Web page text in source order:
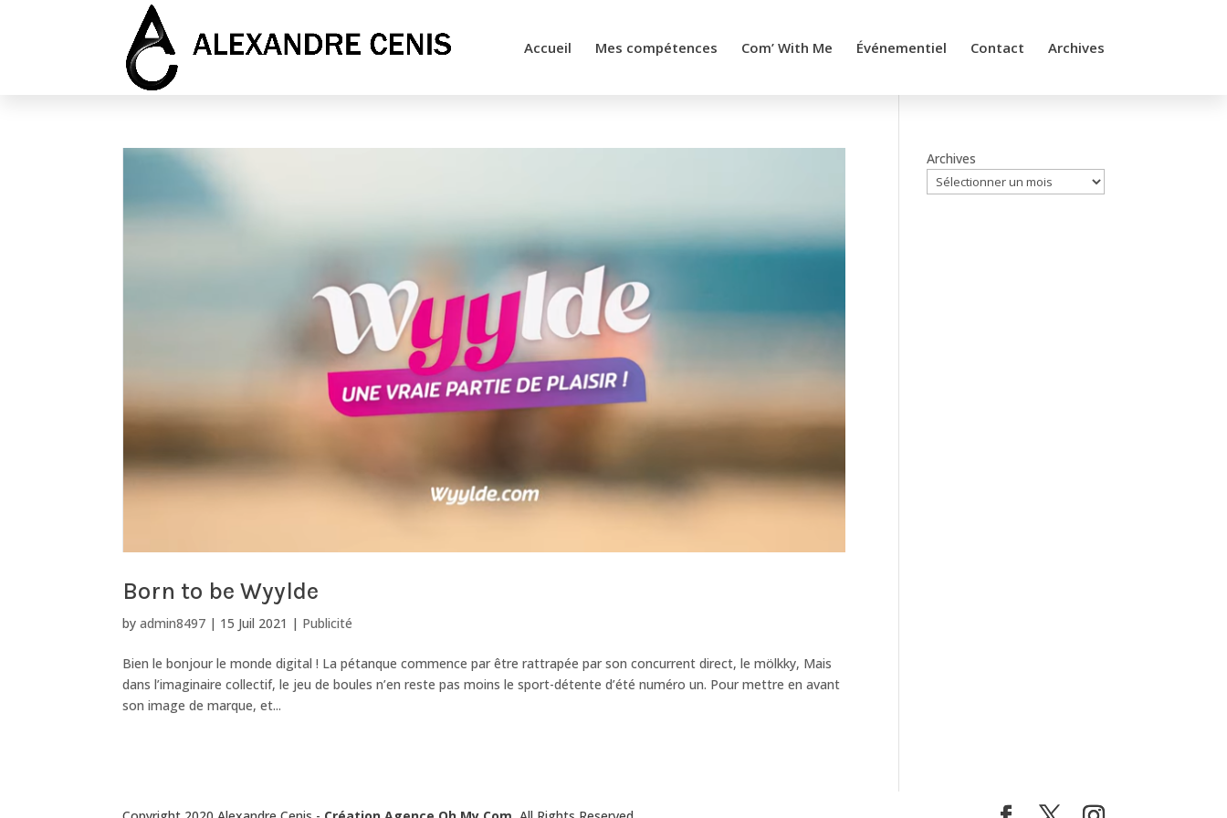
Accueil Mes compétences Com’ With Me Événementiel Contact Archives
Born to be Wyylde
byadmin8497 | 15 Juil 2021 | Publicité
Bien le bonjour le monde digital ! La pétanque commence par être rattrapée par son concurrent direct, le mölkky, Mais
dans l’imaginaire collectif, le jeu de boules n’en reste pas moins le sport-détente d’été numéro un. Pour mettre en avant
son image de marque, et...
Archives